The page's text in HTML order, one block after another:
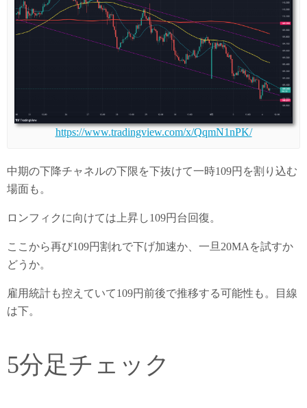
https://www.tradingview.com/x/QqmN1nPK/
中期の下降チャネルの下限を下抜けて一時109円を割り込む
場面も。
ロンフィクに向けては上昇し109円台回復。
ここから再び109円割れで下げ加速か、一旦20MAを試すか
どうか。
雇用統計も控えていて109円前後で推移する可能性も。目線
は下。
5分足チェック